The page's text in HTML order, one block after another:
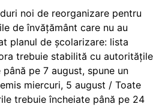
noi de reorganizare pentru
de învățământ care nu au
planul de școlarizare: lista
trebuie stabilită cu autoritățile
până pe 7 august, spune un
miercuri, 5 august / Toate
trebuie încheiate până pe 24